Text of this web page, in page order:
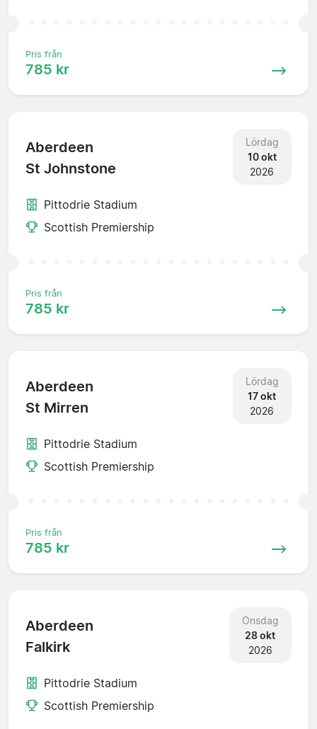
Pris från
785 kr
Aberdeen
St Johnstone
Lördag
10 okt
2026
Pittodrie Stadium
Scottish Premiership
Pris från
785 kr
Aberdeen
St Mirren
Lördag
17 okt
2026
Pittodrie Stadium
Scottish Premiership
Pris från
785 kr
Aberdeen
Falkirk
Onsdag
28 okt
2026
Pittodrie Stadium
Scottish Premiership